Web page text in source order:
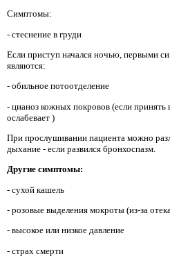
Симптомы:
- стеснение в груди
Если приступ начался ночью, первыми
являются:
- обильное потоотделение
- цианоз кожных покровов (если принять
ослабевает )
При прослушивании пациента можно
дыхание - если развился бронхоспазм.
Другие симптомы:
- сухой кашель
- розовые выделения мокроты (из-за
- высокое или низкое давление
- страх смерти